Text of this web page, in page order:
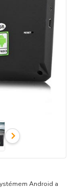
Android a